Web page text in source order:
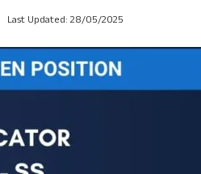
Last Updated: 28/05/2025